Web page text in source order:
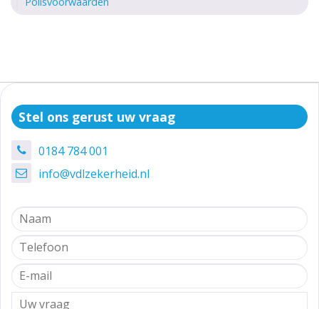
Stel ons gerust uw vraag
0184 784 001
info@vdlzekerheid.nl